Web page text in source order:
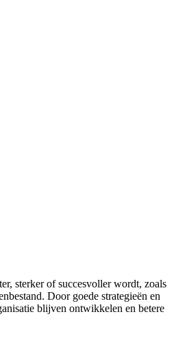
sterker of succesvoller wordt, zoals
Door goede strategieën en
blijven ontwikkelen en betere